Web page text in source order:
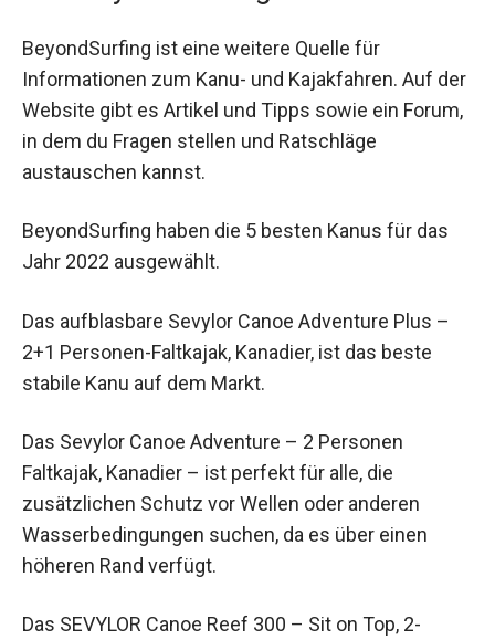
BeyondSurfing ist eine weitere Quelle für
Informationen zum Kanu- und Kajakfahren. Auf der
Website gibt es Artikel und Tipps sowie ein Forum,
in dem du Fragen stellen und Ratschläge
austauschen kannst.
BeyondSurfing haben die 5 besten Kanus für das
Jahr 2022 ausgewählt.
Das aufblasbare Sevylor Canoe Adventure Plus –
2+1 Personen-Faltkajak, Kanadier, ist das beste
stabile Kanu auf dem Markt.
Das Sevylor Canoe Adventure – 2 Personen
Faltkajak, Kanadier – ist perfekt für alle, die
zusätzlichen Schutz vor Wellen oder anderen
Wasserbedingungen suchen, da es über einen
höheren Rand verfügt.
Das SEVYLOR Canoe Reef 300 – Sit on Top, 2-